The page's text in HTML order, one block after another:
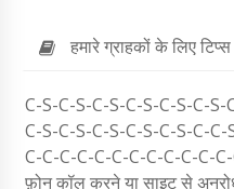
हमारे ग्राहकों के लिए टिप्स
C-S-C-S-C-S-C-S-C-S-C-
C-S-C-S-C-S-C-S-C-S-C-
C-C-C-C-C-C-C-C-C-C-C-
फ़ोन कॉल करने या साइट से